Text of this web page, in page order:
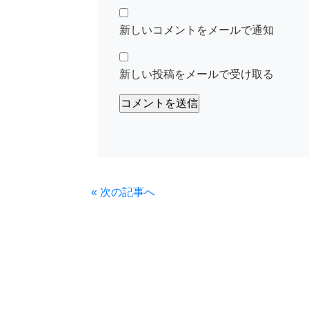
新しいコメントをメールで通知
新しい投稿をメールで受け取る
« 次の記事へ